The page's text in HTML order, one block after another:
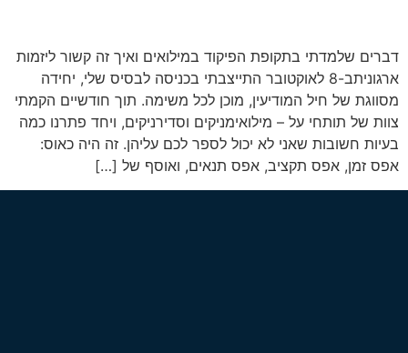
דברים שלמדתי בתקופת הפיקוד במילואים ואיך זה קשור ליזמות
ארגוניתב-8 לאוקטובר התייצבתי בכניסה לבסיס שלי, יחידה
מסווגת של חיל המודיעין, מוכן לכל משימה. תוך חודשיים הקמתי
צוות של תותחי על – מילואימניקים וסדירניקים, ויחד פתרנו כמה
בעיות חשובות שאני לא יכול לספר לכם עליהן. זה היה כאוס:
אפס זמן, אפס תקציב, אפס תנאים, ואוסף של […]